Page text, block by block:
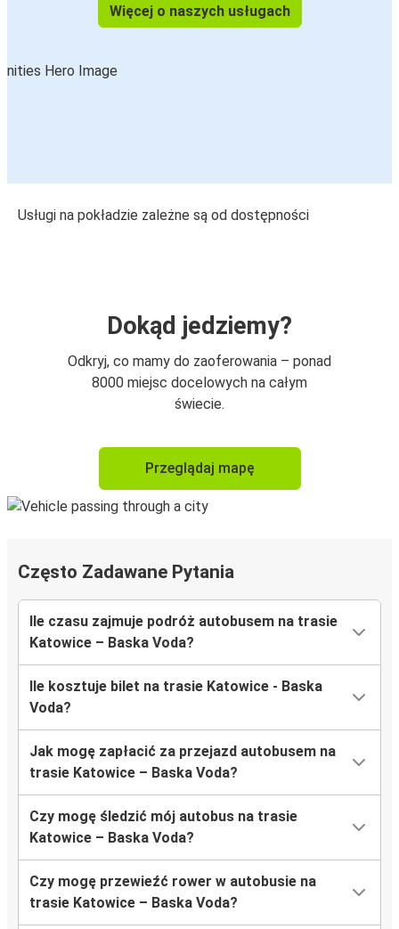
Więcej o naszych usługach
Usługi na pokładzie zależne są od dostępności
Dokąd jedziemy?
Odkryj, co mamy do zaoferowania – ponad
8000 miejsc docelowych na całym
świecie.
Przeglądaj mapę
Często Zadawane Pytania
Ile czasu zajmuje podróż autobusem na trasie
Katowice – Baska Voda?
Ile kosztuje bilet na trasie Katowice - Baska
Voda?
Jak mogę zapłacić za przejazd autobusem na
trasie Katowice – Baska Voda?
Czy mogę śledzić mój autobus na trasie
Katowice – Baska Voda?
Czy mogę przewieźć rower w autobusie na
trasie Katowice – Baska Voda?